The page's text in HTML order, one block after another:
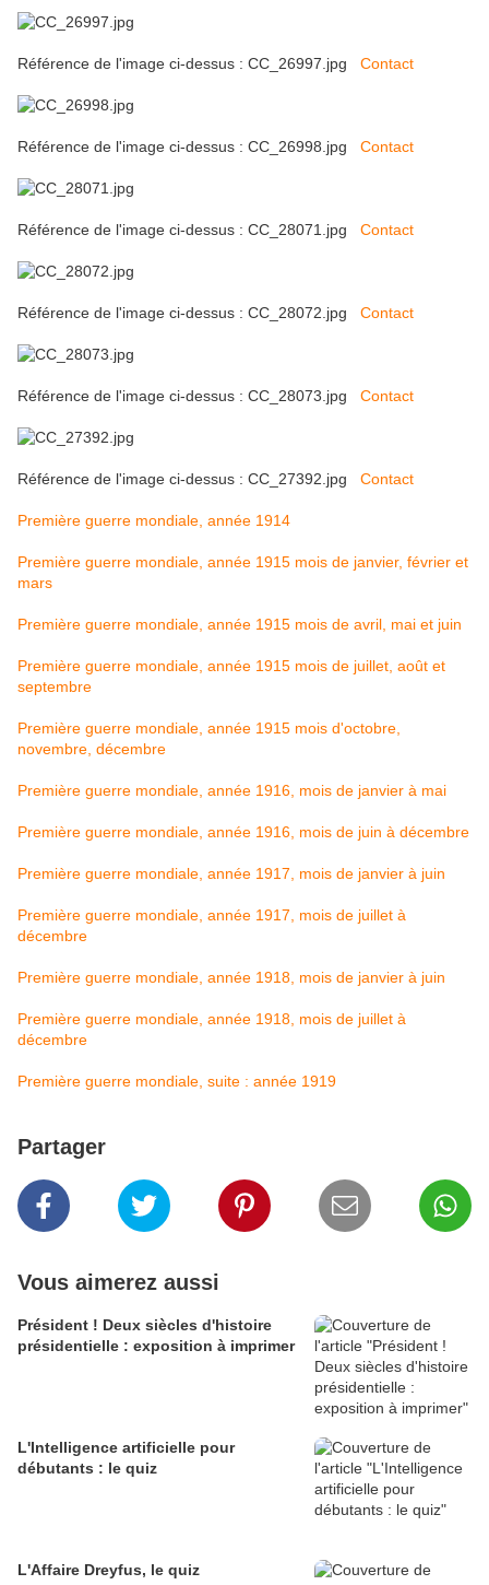
Référence de l'image ci-dessus : CC_26997.jpg Contact
Référence de l'image ci-dessus : CC_26998.jpg Contact
Référence de l'image ci-dessus : CC_28071.jpg Contact
Référence de l'image ci-dessus : CC_28072.jpg Contact
Référence de l'image ci-dessus : CC_28073.jpg Contact
Référence de l'image ci-dessus : CC_27392.jpg Contact
Première guerre mondiale, année 1914
Première guerre mondiale, année 1915 mois de janvier, février et
mars
Première guerre mondiale, année 1915 mois de avril, mai et juin
Première guerre mondiale, année 1915 mois de juillet, août et
septembre
Première guerre mondiale, année 1915 mois d'octobre,
novembre, décembre
Première guerre mondiale, année 1916, mois de janvier à mai
Première guerre mondiale, année 1916, mois de juin à décembre
Première guerre mondiale, année 1917, mois de janvier à juin
Première guerre mondiale, année 1917, mois de juillet à
décembre
Première guerre mondiale, année 1918, mois de janvier à juin
Première guerre mondiale, année 1918, mois de juillet à
décembre
Première guerre mondiale, suite : année 1919
Partager
Vous aimerez aussi
Président ! Deux siècles d'histoire
présidentielle : exposition à imprimer
L'Intelligence artificielle pour
débutants : le quiz
L'Affaire Dreyfus, le quiz